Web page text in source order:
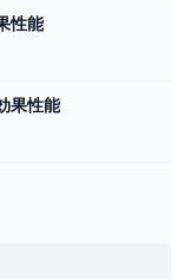
性能
果性能